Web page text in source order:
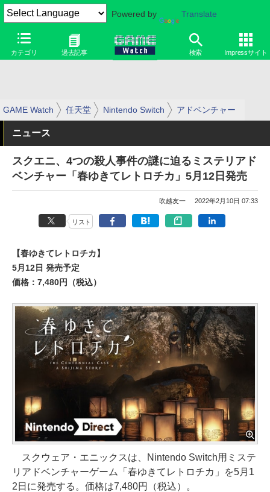
Powered by Translate
カテゴリ 過去記事 検索 Impressサイト
GAME Watch 任天堂 Nintendo Switch アドベンチャー
ニュース
スクエニ、4つの殺人事件の謎に迫るミステリアド
ベンチャー「春ゆきてレトロチカ」5月12日発売
吹越友一 2022年2月10日 07:33
リスト
【春ゆきてレトロチカ】
5月12日 発売予定
価格：7,480円（税込）
スクウェア・エニックスは、Nintendo Switch用ミステ
リアドベンチャーゲーム「春ゆきてレトロチカ」を5月1
2日に発売する。価格は7,480円（税込）。